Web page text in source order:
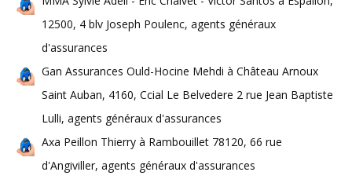
12500, 4 blv Joseph Poulenc, agents généraux
d'assurances
Gan Assurances Ould-Hocine Mehdi à Château Arnoux
Saint Auban, 4160, Ccial Le Belvedere 2 rue Jean Baptiste
Lulli, agents généraux d'assurances
Axa Peillon Thierry à Rambouillet 78120, 66 rue
d'Angiviller, agents généraux d'assurances